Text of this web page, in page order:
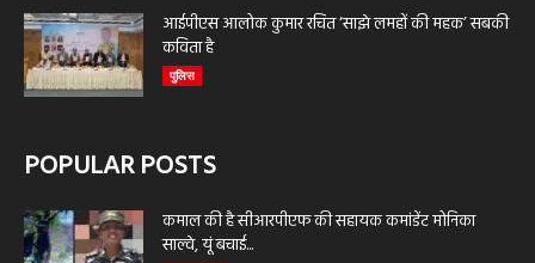
आईपीएस आलोक कुमार रचित ‘साझे लमहों की महक’ सबकी
कविता है
पुलिस
POPULAR POSTS
कमाल की है सीआरपीएफ की सहायक कमांडेंट मोनिका
साल्वे, यूं बचाई...